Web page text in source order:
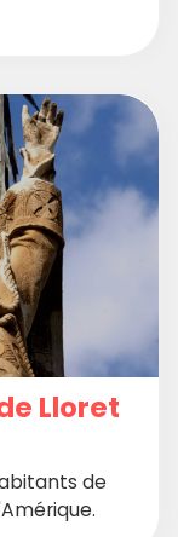
Lloret
de